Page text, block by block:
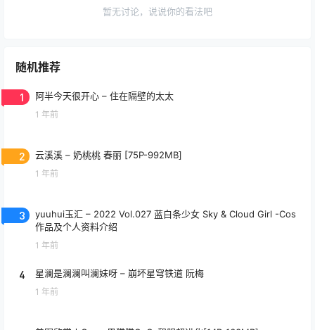
暂无讨论，说说你的看法吧
随机推荐
1 阿半今天很开心 – 住在隔壁的太太
1 年前
2 云溪溪 – 奶桃桃 春丽 [75P-992MB]
1 年前
3
yuuhui玉汇 – 2022 Vol.027 蓝白条少女 Sky & Cloud Girl -Cos
作品及个人资料介绍
1 年前
4 星澜是澜澜叫澜妹呀 – 崩坏星穹铁道 阮梅
1 年前